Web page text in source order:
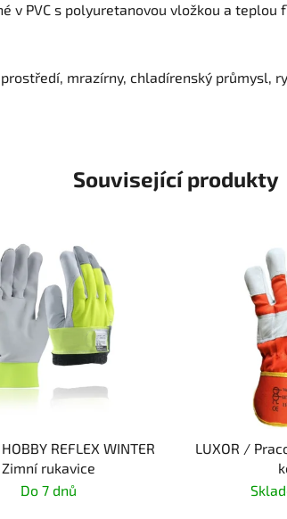
v PVC s polyuretanovou vložkou a
mrazírny, chladírenský průmysl,
Související produkty
REFLEX WINTER
Zimní rukavice
Do 7 dnů
LUXOR /